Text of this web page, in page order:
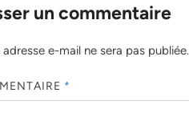
un commentaire
e-mail ne sera pas publiée.
*